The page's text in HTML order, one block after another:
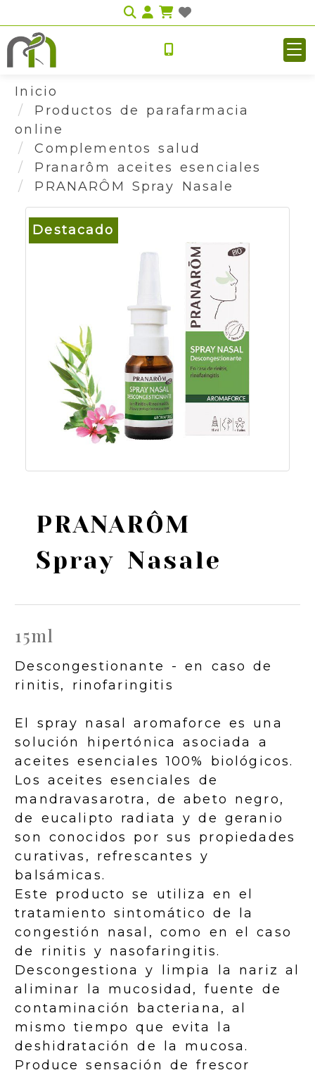
Identifícate
Inicio
Productos de parafarmacia
online
Complementos salud
Pranarôm aceites esenciales
PRANARÔM Spray Nasale
Destacado
PRANARÔM
Spray Nasale
15ml
Descongestionante - en caso de
rinitis, rinofaringitis
El spray nasal aromaforce es una
solución hipertónica asociada a
aceites esenciales 100% biológicos.
Los aceites esenciales de
mandravasarotra, de abeto negro,
de eucalipto radiata y de geranio
son conocidos por sus propiedades
curativas, refrescantes y
balsámicas.
Este producto se utiliza en el
tratamiento sintomático de la
congestión nasal, como en el caso
de rinitis y nasofaringitis.
Descongestiona y limpia la nariz al
aliminar la mucosidad, fuente de
contaminación bacteriana, al
mismo tiempo que evita la
deshidratación de la mucosa.
Produce sensación de frescor